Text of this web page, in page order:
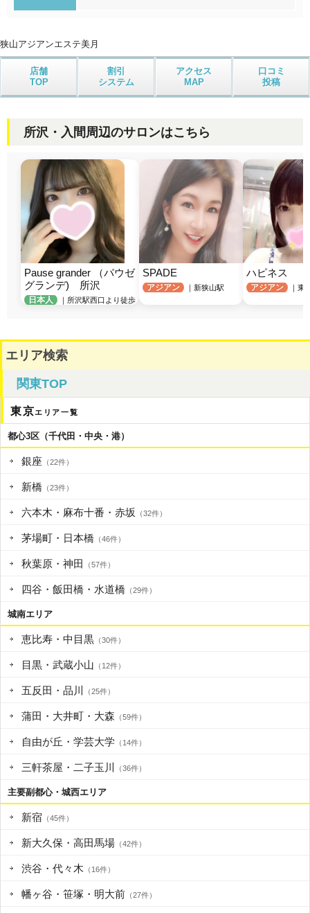
狭山アジアンエステ美月
店舗
TOP
割引
システム
アクセス
MAP
口コミ
投稿
所沢・入間周辺のサロンはこちら
Pause grander （パウゼ
グランデ)　所沢
日本人 ｜所沢駅西口より徒歩
SPADE
アジアン ｜新狭山駅
ハピネス
アジアン ｜東
エリア検索
関東TOP
東京エリア一覧
都心3区（千代田・中央・港）
銀座 （22件）
新橋 （23件）
六本木・麻布十番・赤坂 （32件）
茅場町・日本橋 （46件）
秋葉原・神田 （57件）
四谷・飯田橋・水道橋 （29件）
城南エリア
恵比寿・中目黒 （30件）
目黒・武蔵小山 （12件）
五反田・品川 （25件）
蒲田・大井町・大森 （59件）
自由が丘・学芸大学 （14件）
三軒茶屋・二子玉川 （36件）
主要副都心・城西エリア
新宿 （45件）
新大久保・高田馬場 （42件）
渋谷・代々木 （16件）
幡ヶ谷・笹塚・明大前 （27件）